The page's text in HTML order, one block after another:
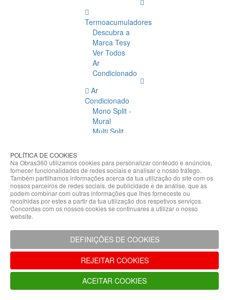
Termoacumuladores
Descubra a
Marca Tesy
Ver Todos
Ar
Condicionado
Ar
Condicionado
Mono Split -
Mural
Multi Split
Condicionado
Acessórios
Climatização
Acessórios
Climatização
Hidráulicas
Controladores
Fixações e
Acessórios
Isolamento
para
Tubagem
POLÍTICA DE COOKIES
Na Obras360 utilizamos cookies para personalizar conteúdo e anúncios,
fornecer funcionalidades de redes sociais e analisar o nosso tráfego.
Também partilhamos informações acerca da tua utilização do site com os
nossos parceiros de redes sociais, de publicidade e de análise, que as
podem combinar com outras informações que lhes forneceste ou
recolhidas por estes a partir da tua utilização dos respetivos serviços.
Concordas com os nossos cookies se continuares a utilizar o nosso
website.
DEFINIÇÕES DE COOKIES
REJEITAR COOKIES
ACEITAR COOKIES